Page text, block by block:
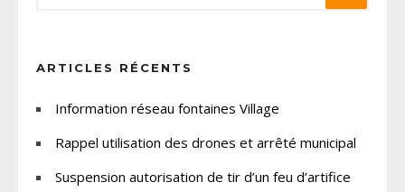
ARTICLES RÉCENTS
Information réseau fontaines Village
Rappel utilisation des drones et arrêté municipal
Suspension autorisation de tir d’un feu d’artifice